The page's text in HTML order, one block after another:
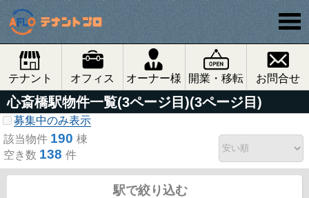
テナント オフィス オーナー様 開業・移転 お問合せ
心斎橋駅物件一覧(3ページ目)(3ページ目)
募集中のみ表示
該当物件 190 棟
空き数 138 件
駅で絞り込む